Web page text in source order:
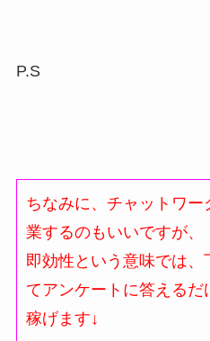
P.S
ちなみに、チャットワー
業するのもいいですが、
即効性という意味では、
てアンケートに答えるだ
稼げます↓